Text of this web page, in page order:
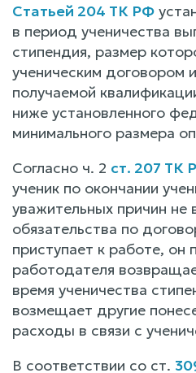
Статьей 204 ТК РФ
в период ученичества
стипендия, размер
ученическим договором
получаемой
ниже установленного
минимального размера
Согласно ч. 2 ст. 207 ТК
ученик по окончании
уважительных причин не
обязательства по
приступает к работе, он
работодателя
время ученичества
возмещает другие
расходы в связи с
В соответствии со ст.